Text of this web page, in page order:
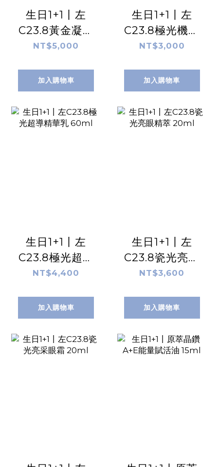
生日1+1丨左
C23.8黃金凝霜
50ml
NT$5,000
加入購物車
生日1+1丨左
C23.8極光機能
水 110ml
NT$3,000
加入購物車
生日1+1丨左
C23.8極光超導
精華乳 60ml
NT$4,400
加入購物車
生日1+1丨左
C23.8瓷光亮眼
精萃 20ml
NT$3,600
加入購物車